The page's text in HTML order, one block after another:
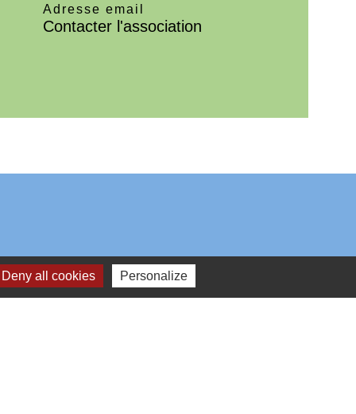
Adresse email
Contacter l'association
all cookies Personalize